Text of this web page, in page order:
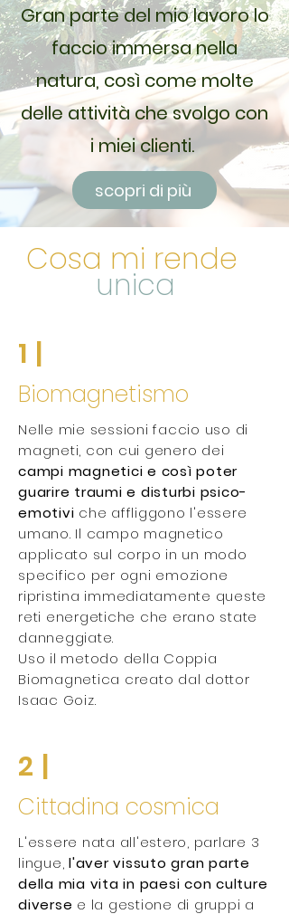
Gran parte del mio lavoro lo
faccio immersa nella
natura, così come molte
delle attività che svolgo con
i miei clienti.
scopri di più
Cosa mi rende
unica
1 |
Biomagnetismo
Nelle mie sessioni faccio uso di
magneti, con cui genero dei
campi magnetici e così poter
guarire traumi e disturbi psico-
emotivi che affliggono l'essere
umano. Il campo magnetico
applicato sul corpo in un modo
specifico per ogni emozione
ripristina immediatamente queste
reti energetiche che erano state
danneggiate.
Uso il metodo della Coppia
Biomagnetica creato dal dottor
Isaac Goiz.
2 |
Cittadina cosmica
L'essere nata all'estero, parlare 3
lingue, l'aver vissuto gran parte
della mia vita in paesi con culture
diverse e la gestione di gruppi a